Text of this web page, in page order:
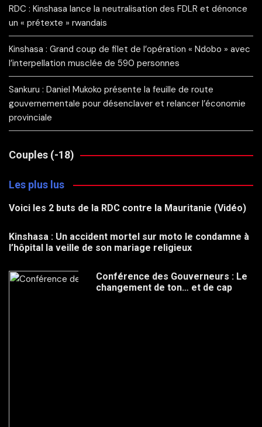
RDC : Kinshasa lance la neutralisation des FDLR et dénonce
un « prétexte » rwandais
Kinshasa : Grand coup de filet de l’opération « Ndobo » avec
l’interpellation musclée de 590 personnes
Sankuru : Daniel Mukoko présente la feuille de route
gouvernementale pour désenclaver et relancer l’économie
provinciale
Couples (-18)
Les plus lus
Voici les 2 buts de la RDC contre la Mauritanie (Vidéo)
Kinshasa : Un accident mortel sur moto le condamne à
l’hôpital la veille de son mariage religieux
Conférence des Gouverneurs : Le
changement de ton… et de cap